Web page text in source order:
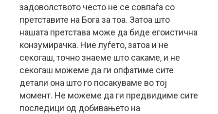
задоволството често не се совпаѓа со
претставите на Бога за тоа. Затоа што
нашата претстава може да биде егоистична
конзумирачка. Ние луѓето, затоа и не
секогаш, точно знаеме што сакаме, и не
секогаш можеме да ги опфатиме сите
детали она што го посакуваме во тој
момент. Не можеме да ги предвидиме сите
последици од добивањето на